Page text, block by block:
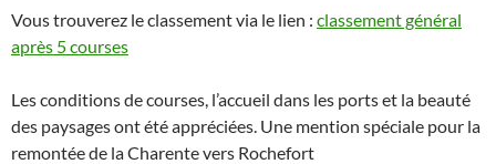
Vous trouverez le classement via le lien : classement général
après 5 courses
Les conditions de courses, l’accueil dans les ports et la beauté
des paysages ont été appréciées. Une mention spéciale pour la
remontée de la Charente vers Rochefort